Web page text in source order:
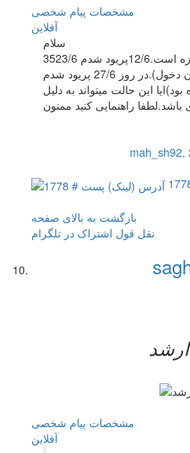
مشخصات پیام شخصی
آفلاين
سلام
35سالمه.دوره قاعدگی ام 26 روزه است.12/6پریود شدم 23/6
نزدیکی با نامزدم داشتم(البته بدون دخول).در روز 27/6 پریود شدم
این حالت میتواند به دلیل
باشد.لطفا راهنمایی کنید ممنون
mah_sh92,
بازگشت به بالای صفحه
نقل قول اشتراک در تلگرام
مشخصات پیام شخصی
آفلاين